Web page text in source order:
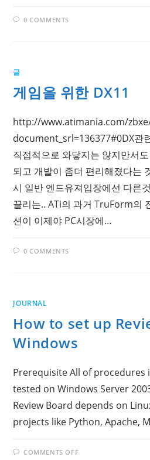
0 COMMENTS
글
게임을 위한 DX11
http://www.atimania.com/
document_srl=136377#0DX관
직접적으로 와닿지는 않지만서
되고 개발이 좀더 편리해졌다는
시 일반 엔드유져입장에선 다른
끌리는.. ATi의 과거 TruForm의
션이 이제야 PC시장에…
0 COMMENTS
JOURNAL
How to set up
Windows
Prerequisite All of
tested on Windows Server
Review Board depends on
projects like Python, Apache,
COMMENTS OFFON